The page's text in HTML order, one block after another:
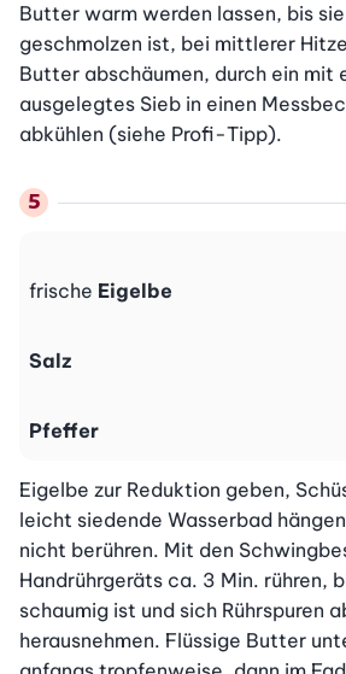
Butter warm werden lassen, bis
geschmolzen ist, bei mittlerer
Butter abschäumen, durch ein mit
ausgelegtes Sieb in einen
abkühlen (siehe Profi-Tipp).
frische Eigelbe
Salz
Pfeffer
Eigelbe zur Reduktion geben,
leicht siedende Wasserbad
nicht berühren. Mit den
Handrührgeräts ca. 3 Min. rühren,
schaumig ist und sich Rührspuren
herausnehmen. Flüssige Butter